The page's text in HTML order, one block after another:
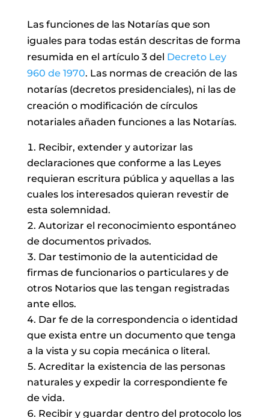
Las funciones de las Notarías que son
iguales para todas están descritas de forma
resumida en el artículo 3 del Decreto Ley
960 de 1970. Las normas de creación de las
notarías (decretos presidenciales), ni las de
creación o modificación de círculos
notariales añaden funciones a las Notarías.
Recibir, extender y autorizar las
declaraciones que conforme a las Leyes
requieran escritura pública y aquellas a las
cuales los interesados quieran revestir de
esta solemnidad.
Autorizar el reconocimiento espontáneo
de documentos privados.
Dar testimonio de la autenticidad de
firmas de funcionarios o particulares y de
otros Notarios que las tengan registradas
ante ellos.
Dar fe de la correspondencia o identidad
que exista entre un documento que tenga
a la vista y su copia mecánica o literal.
Acreditar la existencia de las personas
naturales y expedir la correspondiente fe
de vida.
Recibir y guardar dentro del protocolo los